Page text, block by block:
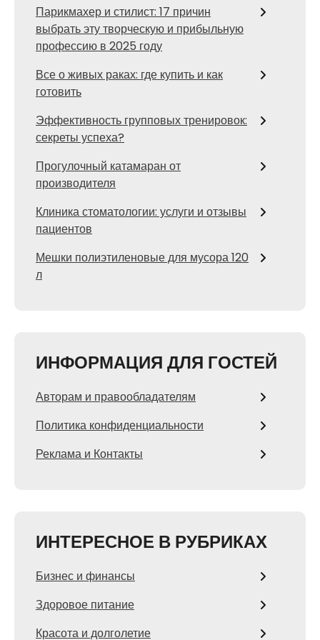
Парикмахер и стилист: 17 причин
выбрать эту творческую и прибыльную
профессию в 2025 году
Все о живых раках: где купить и как
готовить
Эффективность групповых тренировок:
секреты успеха?
Прогулочный катамаран от
производителя
Клиника стоматологии: услуги и отзывы
пациентов
Мешки полиэтиленовые для мусора 120
л
ИНФОРМАЦИЯ ДЛЯ ГОСТЕЙ
Авторам и правообладателям
Политика конфиденциальности
Реклама и Контакты
ИНТЕРЕСНОЕ В РУБРИКАХ
Бизнес и финансы
Здоровое питание
Красота и долголетие